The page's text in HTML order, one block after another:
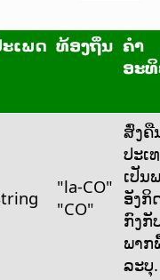
ເພດ ທ້ອງຖິ່ນ ຄຳ
ອະ
"la‑CO"
"CO"
ສົ່ງຄື
ປະເ
ເປັນ
ອັງກິ
ກົງກັ
ພາກ
ລະບຸ.